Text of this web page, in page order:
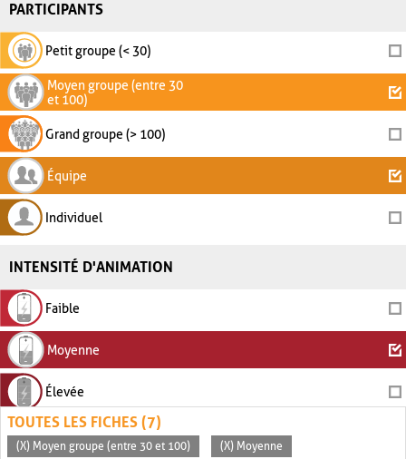
PARTICIPANTS
Petit groupe (< 30)
Moyen groupe (entre 30
et 100)
Grand groupe (> 100)
Équipe
Individuel
INTENSITÉ D'ANIMATION
Faible
Moyenne
Élevée
TOUTES LES FICHES (7)
(X) Moyen groupe (entre 30 et 100) (X) Moyenne